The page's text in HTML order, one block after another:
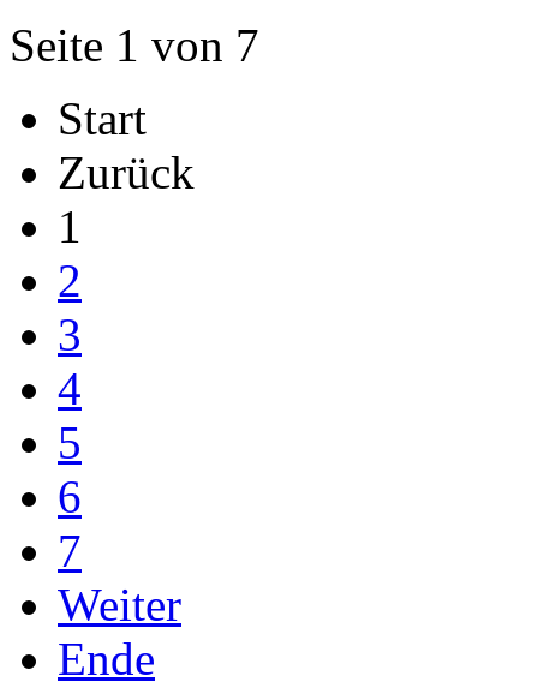
Seite 1 von 7
Start
Zurück
1
2
3
4
5
6
7
Weiter
Ende